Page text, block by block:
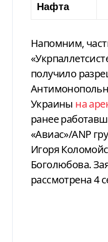
Нафта
Напомним,
получило
Украины на
ранее
«Авиас»/ANP
Игоря
Боголюбова.
рассмотрена 4